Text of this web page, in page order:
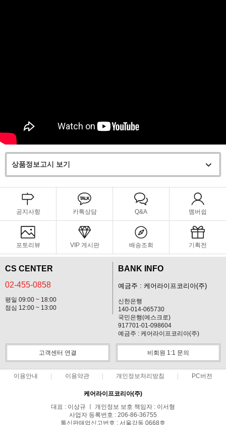
상품정보고시 보기
공지사항 카톡상담 Q&A 멤버쉽
포토리뷰 VIP 게시판 배송조회 기획전
CS CENTER
02-455-0858
평일 09:00 ~ 18:00
점심 12:00 ~ 13:00
BANK INFO
예금주 : 케어라이프코리아(주)
신한은행
140-014-065730
국민은행(에스크로)
917701-01-098604
예금주 : 케어라이프코리아(주)
고객센터 연결 비회원 1:1 문의
이용안내 이용약관 개인정보처리방침 PC버전
케어라이프코리아(주)
대표 : 이상규 ㅣ 개인정보 보호 책임자 : 이서형
사업자 등록번호 : 206-86-36755
통신판매업신고번호 : 서울강동 0668호